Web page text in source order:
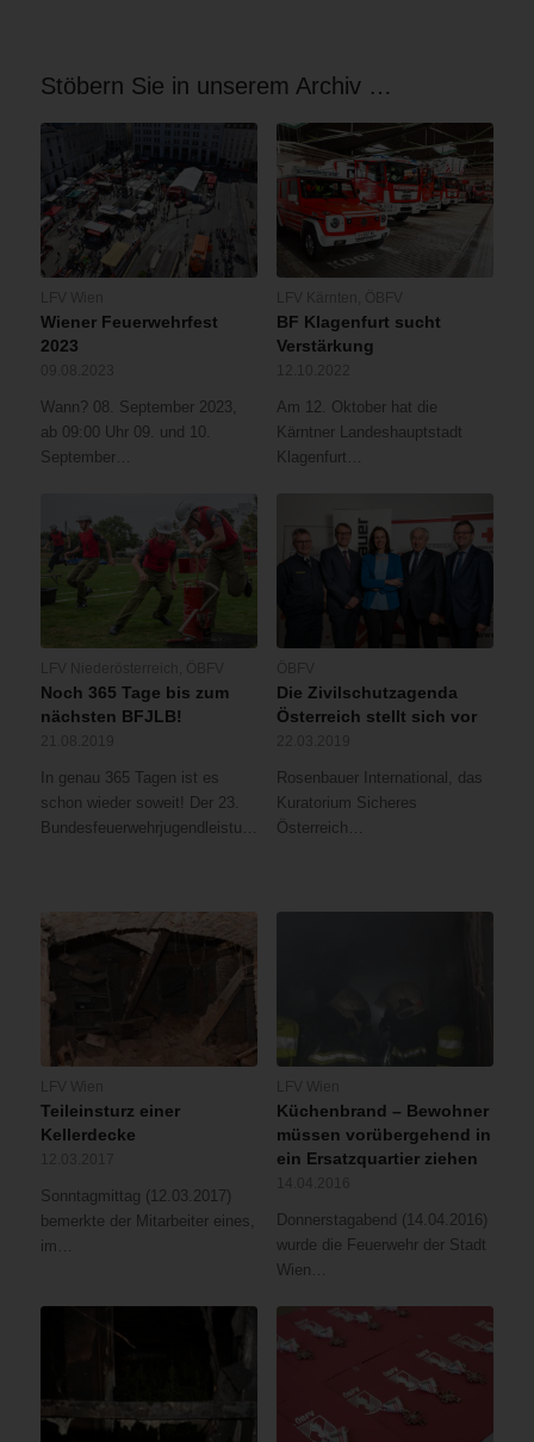
Stöbern Sie in unserem Archiv …
Wiener Feuerwehrfest
2023
Wann? 08. September 2023,
ab 09:00 Uhr 09. und 10.
September…
BF Klagenfurt sucht
Verstärkung
Am 12. Oktober hat die
Kärntner Landeshauptstadt
Klagenfurt…
Noch 365 Tage bis zum
nächsten BFJLB!
In genau 365 Tagen ist es
schon wieder soweit! Der 23.
Die Zivilschutzagenda
Österreich stellt sich vor
Rosenbauer International, das
Kuratorium Sicheres
Österreich…
Teileinsturz einer
Kellerdecke
Sonntagmittag (12.03.2017)
bemerkte der Mitarbeiter eines,
im…
Küchenbrand – Bewohner
müssen vorübergehend in
ein Ersatzquartier ziehen
Donnerstagabend (14.04.2016)
wurde die Feuerwehr der Stadt
Wien…